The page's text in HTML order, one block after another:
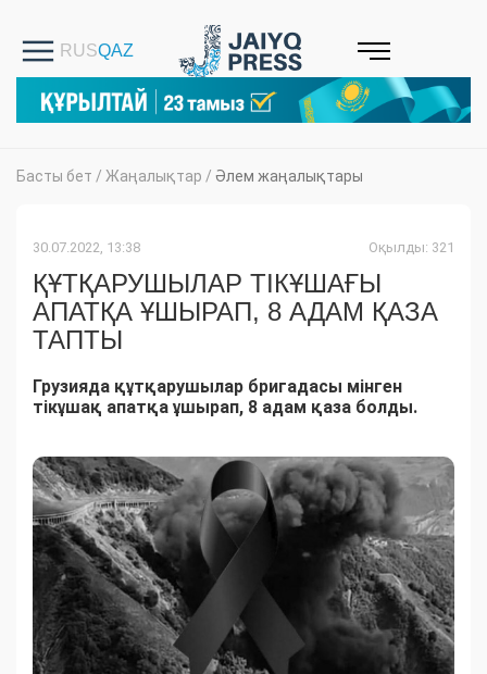
Басты бет / Жаңалықтар / Әлем жаңалықтары
30.07.2022, 13:38 Оқылды: 321
ҚҰТҚАРУШЫЛАР ТІКҰШАҒЫ
АПАТҚА ҰШЫРАП, 8 АДАМ ҚАЗА
ТАПТЫ
Грузияда құтқарушылар бригадасы мінген
тікұшақ апатқа ұшырап, 8 адам қаза болды.